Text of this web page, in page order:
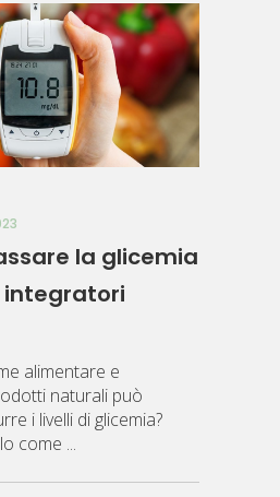
la glicemia
integratori
alimentare e
naturali può
i livelli di glicemia?
come